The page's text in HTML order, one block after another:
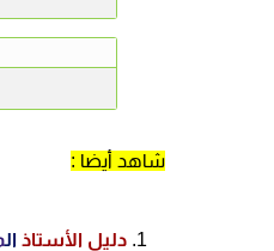
شاهد أيضا :
دليل الأستاذ ال